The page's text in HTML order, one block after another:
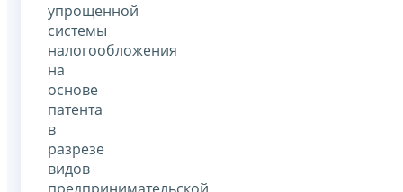
упрощенной
системы
налогообложения
на
основе
патента
в
разрезе
видов